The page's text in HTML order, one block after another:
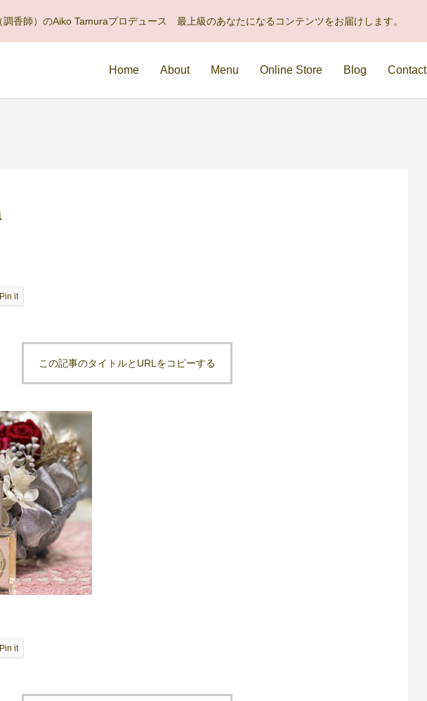
香師）のAiko Tamuraプロデュース 最上級のあなたになるコンテンツをお届けします。
Home About Menu Online Store Blog Contact
Pin it
この記事のタイトルとURLをコピーする
Pin it